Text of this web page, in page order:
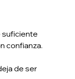
suficiente
confianza.
de ser